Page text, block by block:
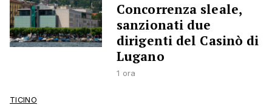
Concorrenza sleale,
sanzionati due
dirigenti del Casinò di
Lugano
1 ora
TICINO